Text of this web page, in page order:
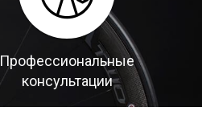
Профессиональные
консультации